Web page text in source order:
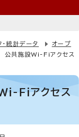
統計データ
オープ
公共施設Wi-Fiアクセス
Fiアクセス